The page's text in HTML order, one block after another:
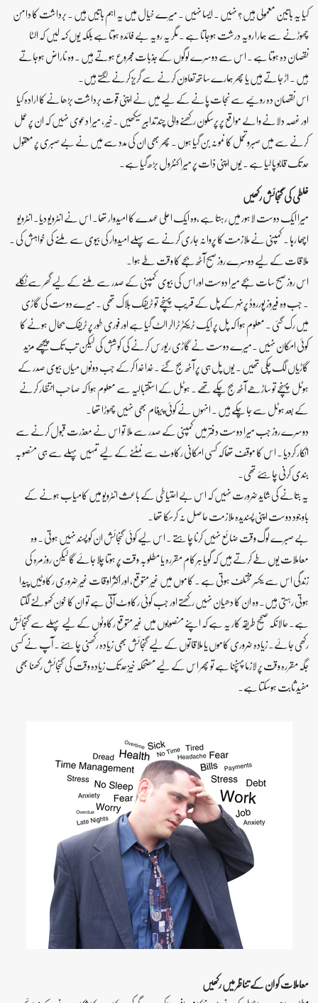
کیا یہ باتین معمولی ہیں ؟ نہیں ۔ ایسا نہیں ۔ میرے خیال میں یہ اہم باتیں ہیں ۔ برداشت کا دامن
چھوڑنے سے ہمارا رویہ درشت ہوجاتا ہے ۔ مگر یہ رویہ بے فائدہ ہوتا ہے بلکہ یوں کہہ لیں کہ الٹا
نقصان دہ ہوتا ہے ۔ اس سے دوسرے لوگوں کے جذبات مجروع ہوتے ہیں ۔ وہ ناراض ہوجاتے
ہیں ۔ اڑ جاتے ہیں یا پھر ہمارے ساتھ تعاون کرنے سے گریز کرنے لگتے ہیں۔
اس نقصان دہ روئیے سے نجات پانے کے لیے میں نے اپنی قوت برداشت بڑھانے کا ارادہ کیا
اور غصہ دلانے والے مواقع پر پرسکون رکھنے والی چند تدابیر سیکھیں ۔خیر ، میرا دعوی نہیں کہ ان پر عمل
کرنے سے میں صبروتحمل کا نمونہ بن گیا ہوں ۔ پھر بھی ان کی مدد سے میں نے بے صبری پر معقول
حد تک قابو پا لیا ہے ۔ یوں اپنی ذات پر میرا کنٹرول بڑھ گیا ہے۔
غلطی کی گنجائش رکھیں
میرا ایک دوست لاہور میں رہتا ہے ،وہ ایک اعلی عہدے کا امیدوار تھا۔ اس نے انٹرویو دیا۔ انٹرویو
اچھا رہا ۔ کمپنی نے ملازمت کا پروانہ جاری کرنے سے پہلے امیدوار کی بیوی سے ملنے کی خواہش کی ۔
ملاقات کے لیے دوسرے روز صبح آٹھ بجے کا وقت طے ہوا۔
اس روز صبح سات بجے میرا دوست اور اس کی بیوی کمپنی کے صدر سے ملنے کے لیے گھر سے نکلے
۔ جب وہ فیروز پورروڈ پرنہر کے پل کے قریب پہنچے تو ٹریفک بلاک تھی ۔ میرے دوست کی گاڑی
میں رک گئی ۔ معلوم ہوا کہ پل پر ایک ٹریکٹر ٹرالر الٹ گیا ہے اور فوری طور پر ٹریفک بحال ہونے کا
کوئی امکان نہیں ۔میرے دوست نے گاڑی ریورس کرنے کی کوشش کی لیکن تب تک پیچھے مزید
گاڑیاں لگ چکی تھیں ۔ یوں پل ہی پر آٹھ بج گئے ۔ خدا خدا کرکے جب دونوں میاں بیوی صدر کے
ہوٹل پہنچے تو ساڑھے آٹھ بج چکے تھے ۔ ہوٹل کے استقبالیہ سے معلوم ہوا کہ صاحب انتظار کرنے
کے بعد ہوٹل سے جا چکے ہیں ۔ انہوں نے کوئی پیغام بھی نہیں چھوڑا تھا۔
دوسرے روز جب میرا دوست دفتر میں کمپنی کے صدر سے ملا تو اس نے معذرت قبول کرنے سے
انکار کردیا ۔ اس کا موقف تھاکہ کسی امکانی رکاوٹ سے نمٹنے کے لیے تمہیں پہلے سے ہی منصوبہ
بندی کرنی چاہئے تھی۔
یہ بتانے کی شاید ضرورت نہیں کہ اس بے احتیاطی کے باعث انٹرویو میں کامیاب ہونے کے
باوجود دوست اپنی پسندیدہ ملازمت حاصل نہ کرسکا تھا۔
بے صبرے لوگ وقت ضائع نہیں کرنا چاہتے ۔ اس لیے کوئی گنجائش ان کو پسند نہیں ہوتی ۔ وہ
معاملات یوں طے کرتے ہیں کہ گویا ہرکام مقررہ یا مطلوبہ وقت پر ہوتا چلا جائے گا لیکن روزمرہ کی
زندگی اس سے یکسر مختلف ہوتی ہے ۔ کاموں میں غیر متوقع، اور اکثر اوقات غیر ضروری رکاوٹیں پیدا
ہوتی رہتی ہیں۔ وہ ان کا دھیان نہیں رکھتے اور جب کوئی رکاوٹ آتی ہے تو ان کا خون کھولنے لگتا
ہے۔ حالانکہ صحیح طریقہ کار یہ ہے کہ اپنے منصوبوں میں غیر متوقع رکاوٹوں کے لیے پہلے سے گنجائش
رکھی جائے۔ زیادہ ضروری کاموں یا ملاقاتوں کے لیے گنجائش بھی زیادہ رکھنی چاہئے ۔ آپ نے کسی
جگہ مقررہ وقت پر لازما پہنچنا ہے تو پھر اس کے لیے مضحکہ خیز حد تک زیادہ وقت کی گنجائش رکھنا بھی
مفید ثابت ہوسکتا ہے۔
معاملات کو ان کے تناظر میں رکھیں